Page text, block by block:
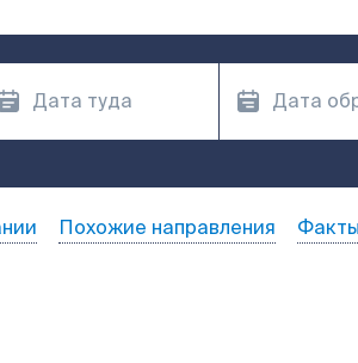
Похожие направления